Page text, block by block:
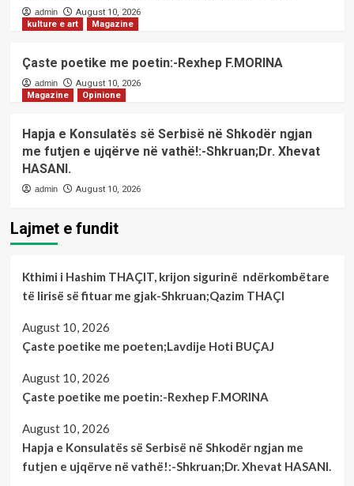
admin
August 10, 2026
kulture e art
Magazine
Çaste poetike me poetin:-Rexhep F.MORINA
admin
August 10, 2026
Magazine
Opinione
Hapja e Konsulatës së Serbisë në Shkodër ngjan
me futjen e ujqërve në vathë!:-Shkruan;Dr. Xhevat
HASANI.
admin August 10, 2026
Lajmet e fundit
Kthimi i Hashim THAÇIT, krijon sigurinë ndërkombëtare
të lirisë së fituar me gjak-Shkruan;Qazim THAÇI
August 10, 2026
Çaste poetike me poeten;Lavdije Hoti BUÇAJ
August 10, 2026
Çaste poetike me poetin:-Rexhep F.MORINA
August 10, 2026
Hapja e Konsulatës së Serbisë në Shkodër ngjan me
futjen e ujqërve në vathë!:-Shkruan;Dr. Xhevat HASANI.